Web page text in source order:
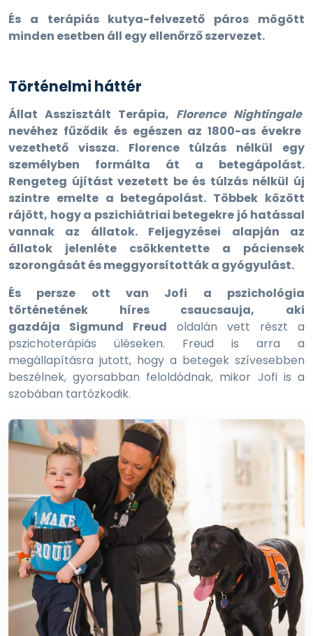
És a terápiás kutya-felvezető páros mögött
minden esetben áll egy ellenőrző szervezet.
Történelmi háttér
Állat Asszisztált Terápia, Florence Nightingale
nevéhez fűződik és egészen az 1800-as évekre
vezethető vissza. Florence túlzás nélkül egy
személyben formálta át a betegápolást.
Rengeteg újítást vezetett be és túlzás nélkül új
szintre emelte a betegápolást. Többek között
rájött, hogy a pszichiátriai betegekre jó hatással
vannak az állatok. Feljegyzései alapján az
állatok jelenléte csökkentette a páciensek
szorongását és meggyorsították a gyógyulást.
És persze ott van Jofi a pszichológia
történetének híres csaucsauja, aki
gazdája Sigmund Freud oldalán vett részt a
pszichoterápiás üléseken. Freud is arra a
megállapításra jutott, hogy a betegek szívesebben
beszélnek, gyorsabban feloldódnak, mikor Jofi is a
szobában tartózkodik.